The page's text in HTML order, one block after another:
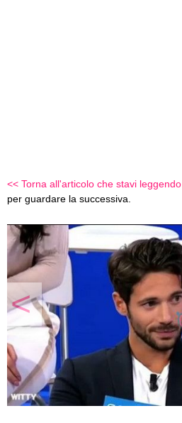
<< Torna all'articolo che stavi leggendo
per guardare la successiva.
<